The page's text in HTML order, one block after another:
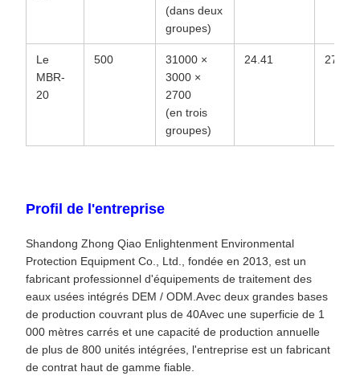
(dans deux
groupes)
Le
MBR-
20
500
31000 ×
3000 ×
2700
(en trois
groupes)
24.41 275.51
Profil de l'entreprise
Shandong Zhong Qiao Enlightenment Environmental
Protection Equipment Co., Ltd., fondée en 2013, est un
fabricant professionnel d'équipements de traitement des
eaux usées intégrés DEM / ODM.Avec deux grandes bases
de production couvrant plus de 40Avec une superficie de 1
000 mètres carrés et une capacité de production annuelle
de plus de 800 unités intégrées, l'entreprise est un fabricant
de contrat haut de gamme fiable.